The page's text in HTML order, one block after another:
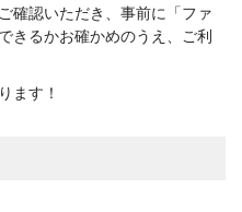
確認いただき、事前に「ファ
きるかお確かめのうえ、ご利
ます！